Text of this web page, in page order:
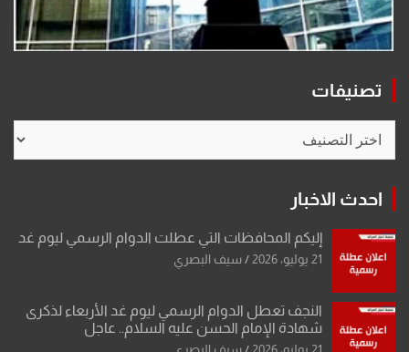
تصنيفات
احدث الاخبار
إليكم المحافظات التي عطلت الدوام الرسمي ليوم غد
21 يوليو، 2026 سيف البصري
النجف تعطل الدوام الرسمي ليوم غد الأربعاء لذكرى
شهادة الإمام الحسن عليه السلام.. عاجل
21 يوليو، 2026 سيف البصري